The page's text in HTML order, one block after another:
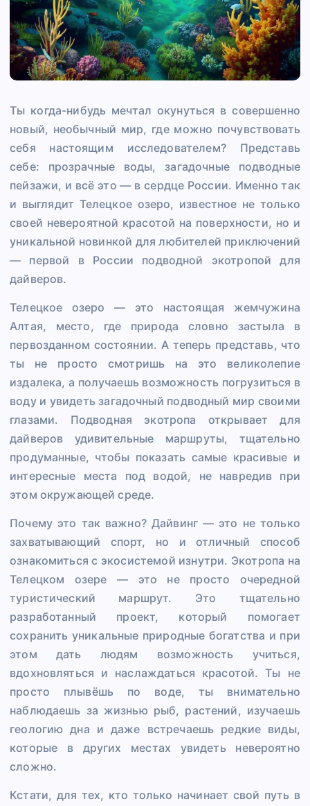
Ты когда-нибудь мечтал окунуться в совершенно
новый, необычный мир, где можно почувствовать
себя настоящим исследователем? Представь
себе: прозрачные воды, загадочные подводные
пейзажи, и всё это — в сердце России. Именно так
и выглядит Телецкое озеро, известное не только
своей невероятной красотой на поверхности, но и
уникальной новинкой для любителей приключений
— первой в России подводной экотропой для
дайверов.
Телецкое озеро — это настоящая жемчужина
Алтая, место, где природа словно застыла в
первозданном состоянии. А теперь представь, что
ты не просто смотришь на это великолепие
издалека, а получаешь возможность погрузиться в
воду и увидеть загадочный подводный мир своими
глазами. Подводная экотропа открывает для
дайверов удивительные маршруты, тщательно
продуманные, чтобы показать самые красивые и
интересные места под водой, не навредив при
этом окружающей среде.
Почему это так важно? Дайвинг — это не только
захватывающий спорт, но и отличный способ
ознакомиться с экосистемой изнутри. Экотропа на
Телецком озере — это не просто очередной
туристический маршрут. Это тщательно
разработанный проект, который помогает
сохранить уникальные природные богатства и при
этом дать людям возможность учиться,
вдохновляться и наслаждаться красотой. Ты не
просто плывёшь по воде, ты внимательно
наблюдаешь за жизнью рыб, растений, изучаешь
геологию дна и даже встречаешь редкие виды,
которые в других местах увидеть невероятно
сложно.
Кстати, для тех, кто только начинает свой путь в